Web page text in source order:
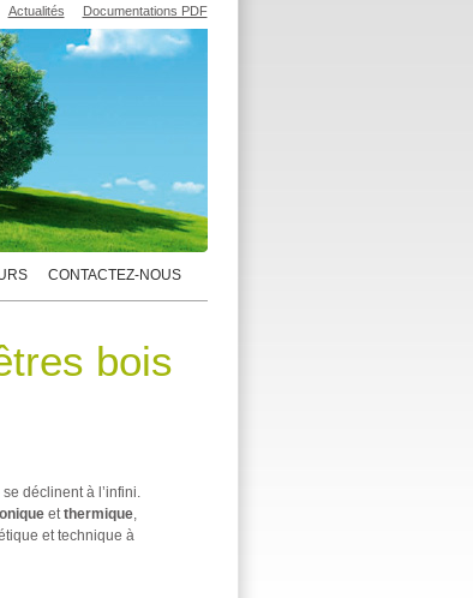
Actualités Documentations PDF
CONTACTEZ-NOUS
bois
déclinent à l’infini.
etthermique,
et technique à